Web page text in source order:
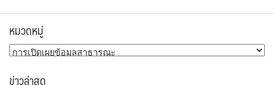
หมวดหมู่
หมวด
ข่าวล่าสุด